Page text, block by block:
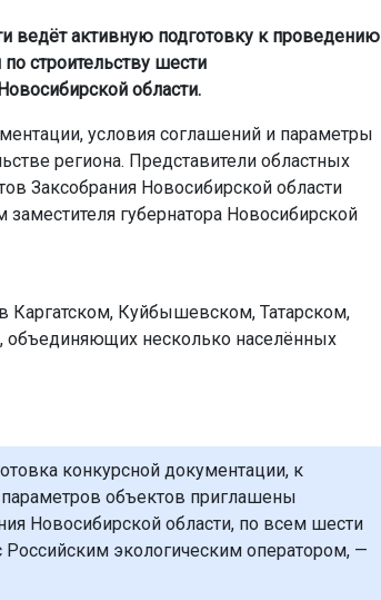
ведёт активную подготовку к проведению
строительству шести
области.
условия соглашений и параметры
региона. Представители областных
Заксобрания Новосибирской области
губернатора Новосибирской
Каргатском, Куйбышевском, Татарском,
объединяющих несколько населённых
конкурсной документации, к
объектов приглашены
Новосибирской области, по всем шести
Российским экологическим оператором, —